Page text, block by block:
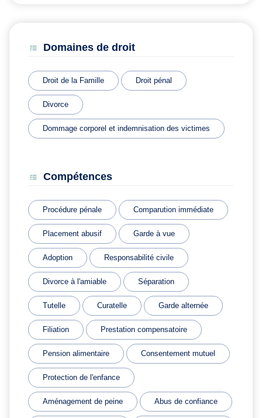
Domaines de droit
Droit de la Famille Droit pénal
Divorce
Dommage corporel et indemnisation des victimes
Compétences
Procédure pénale Comparution immédiate
Placement abusif Garde à vue
Adoption Responsabilité civile
Divorce à l'amiable Séparation
Tutelle Curatelle Garde alternée
Filiation Prestation compensatoire
Pension alimentaire Consentement mutuel
Protection de l'enfance
Aménagement de peine Abus de confiance